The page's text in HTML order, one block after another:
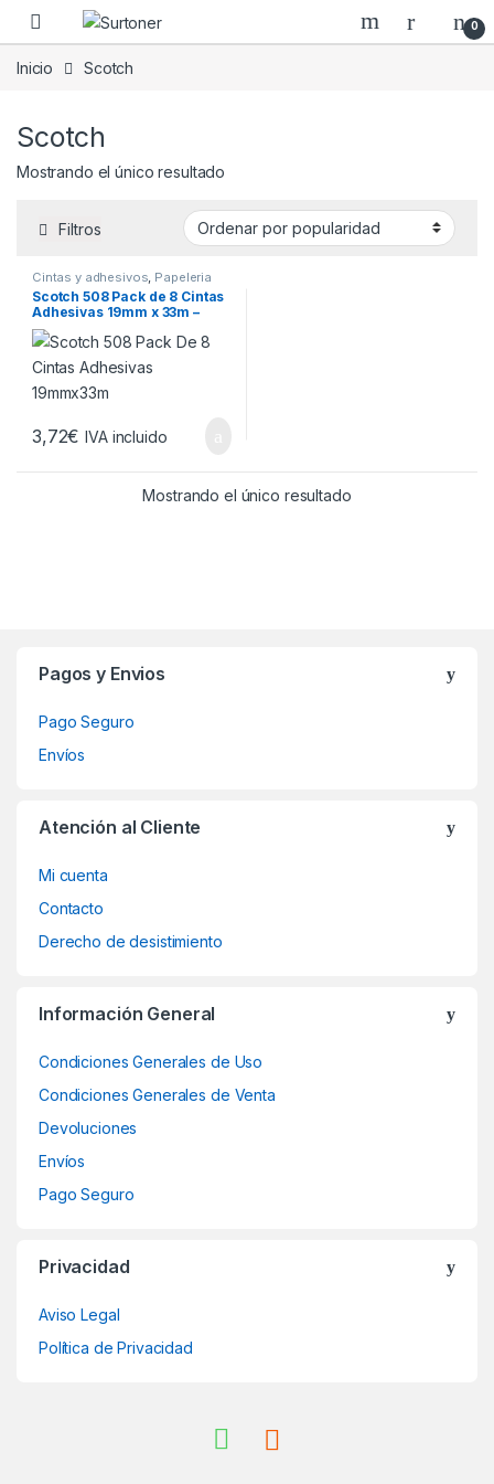
Skip to navigation
Skip to content
0
Inicio Scotch
Scotch
Mostrando el único resultado
Filtros
Cintas y adhesivos Papeleria
Scotch 508 Pack de 8 Cintas
Adhesivas 19mm x 33m –
Transparente
3,72€ IVA incluido
Mostrando el único resultado
Pagos y Envios
Pago Seguro
Envíos
Atención al Cliente
Mi cuenta
Contacto
Derecho de desistimiento
Información General
Condiciones Generales de Uso
Condiciones Generales de Venta
Devoluciones
Envíos
Pago Seguro
Privacidad
Aviso Legal
Política de Privacidad